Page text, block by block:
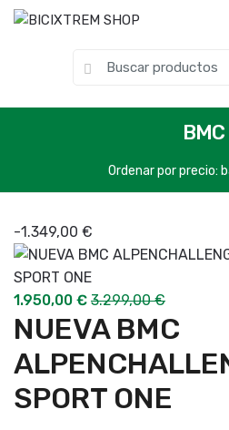
BMC
-1.349,00 €
1.950,00 € 3.299,00€
NUEVA BMC
SPORT ONE